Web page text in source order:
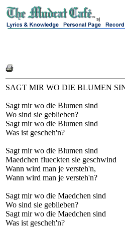
sj
SAGT MIR WO DIE BLUMEN
Sagt mir wo die Blumen sind
Wo sind sie geblieben?
Sagt mir wo die Blumen sind
Was ist gescheh'n?
Sagt mir wo die Blumen sind
Maedchen flueckten sie geschwind
Wann wird man je versteh'n,
Wann wird man je versteh'n?
Sagt mir wo die Maedchen sind
Wo sind sie geblieben?
Sagt mir wo die Maedchen sind
Was ist gescheh'n?